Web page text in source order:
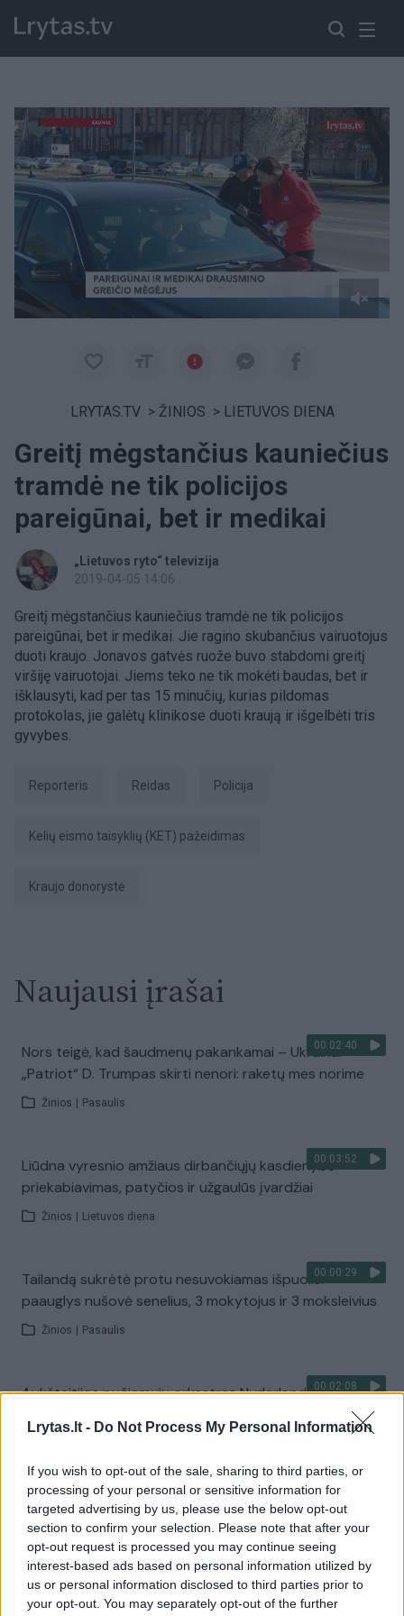
Lrytas.lt - Do Not Process My Personal Information
If you wish to opt-out of the sale, sharing to third parties, or
processing of your personal or sensitive information for
targeted advertising by us, please use the below opt-out
section to confirm your selection. Please note that after your
opt-out request is processed you may continue seeing
interest-based ads based on personal information utilized by
us or personal information disclosed to third parties prior to
your opt-out. You may separately opt-out of the further
Paremkite Ukrainą
LRYTAS.TV > ŽINIOS > LIETUVOS DIENA
Greitį mėgstančius kauniečius
tramdė ne tik policijos
pareigūnai, bet ir medikai
„Lietuvos ryto“ televizija
2019-04-05 14:06
Greitį mėgstančius kauniečius tramdė ne tik policijos
pareigūnai, bet ir medikai. Jie ragino skubančius vairuotojus
duoti kraujo. Jonavos gatvės ruože buvo stabdomi greitį
viršiję vairuotojai. Jiems teko ne tik mokėti baudas, bet ir
išklausyti, kad per tas 15 minučių, kurias pildomas
protokolas, jie galėtų klinikose duoti kraują ir išgelbėti tris
gyvybes.
Reporteris reidas Policija
Kelių eismo taisyklių (KET) pažeidimas
kraujo donorystė
Naujausi įrašai
00:02:40
Nors teigė, kad šaudmenų pakankamai – Ukrainai
„Patriot“ D. Trumpas skirti nenori: raketų mes norime
Žinios Pasaulis
00:03:52
Liūdna vyresnio amžiaus dirbančiųjų kasdienybė –
priekabiavimas, patyčios ir užgaulūs įvardžiai
Žinios Lietuvos diena
00:00:29
Tailandą sukrėtė protu nesuvokiamas išpuolis:
paauglys nušovė senelius, 3 mokytojus ir 3 moksleivius
Žinios Pasaulis
00:02:08
Aukštaitijos pučiamųjų orkestras Nyderlanduose
Visi įrašai
Žiūrimiausi įrašai